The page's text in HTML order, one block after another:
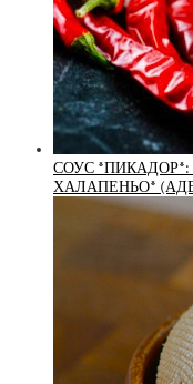
СОУС
ХАЛАПЕНЬО*